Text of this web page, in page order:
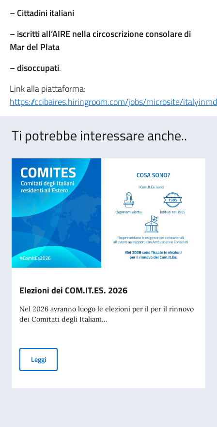
– Cittadini italiani
– iscritti all’AIRE nella circoscrizione consolare di
Mar del Plata
– disoccupati.
Link alla piattaforma:
https://ccibaires.hiringroom.com/jobs/microsite/
Ti potrebbe interessare anche..
Elezioni dei COM.IT.ES. 2026
Nel 2026 avranno luogo le elezioni per il per il rinnovo
dei Comitati degli Italiani...
LeggiElezioni dei COM.IT.ES. 2026